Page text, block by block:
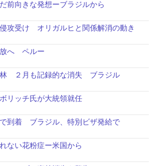
前向きな発想ーブラジルから
攻受け オリガルヒと関係解消の動き
放へ ペルー
林 ２月も記録的な消失 ブラジル
リッチ氏が大統領就任
到着 ブラジル、特別ビザ発給で
ない花粉症ー米国から